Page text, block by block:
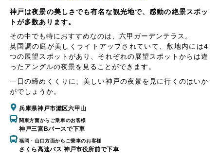
神戸は夜景の美しさでも有名な観光地で、感動の絶景スポッ
トが多数あります。
その中でも特におすすめなのは、六甲ガーデンテラス。
英国調の庭が美しくライトアップされていて、敷地内には4
つの展望スポットがあり、それぞれの展望スポットからは違
ったアングルの夜景を見ることができます。
一日の締めくくりに、美しい神戸の夜景を見に行くのはいか
がでしょうか。
兵庫県神戸市灘区六甲山
関東方面からご乗車のお客様
神戸三宮Bバースで下車
福岡・山口方面からご乗車のお客様
さくら高速バス 神戸市役所前で下車